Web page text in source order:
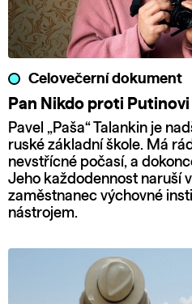
Celovečerní dokument
Pan Nikdo proti Putinovi
Pavel „Paša“ Talankin je
ruské základní škole. Má
nevstřícné počasí, a
Jeho každodennost naruší
zaměstnanec výchovné
nástrojem.